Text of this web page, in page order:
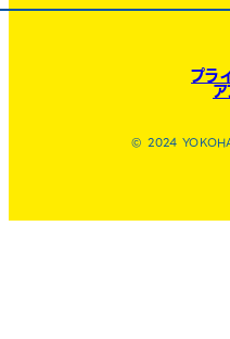
プラ
© 2024